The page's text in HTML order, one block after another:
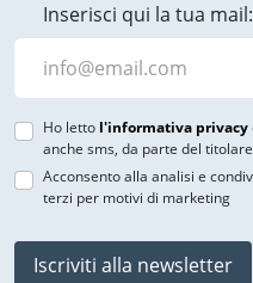
Inserisci qui la tua mail:
Ho letto l'informativa privacy
anche sms, da parte del titolare
Acconsento alla analisi e
terzi per motivi di marketing
Iscriviti alla newsletter